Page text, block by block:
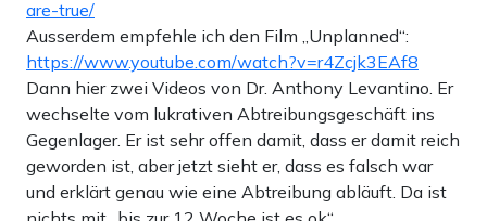
are-true/
Ausserdem empfehle ich den Film „Unplanned“:
https://www.youtube.com/watch?v=r4Zcjk3EAf8
Dann hier zwei Videos von Dr. Anthony Levantino. Er
wechselte vom lukrativen Abtreibungsgeschäft ins
Gegenlager. Er ist sehr offen damit, dass er damit reich
geworden ist, aber jetzt sieht er, dass es falsch war
und erklärt genau wie eine Abtreibung abläuft. Da ist